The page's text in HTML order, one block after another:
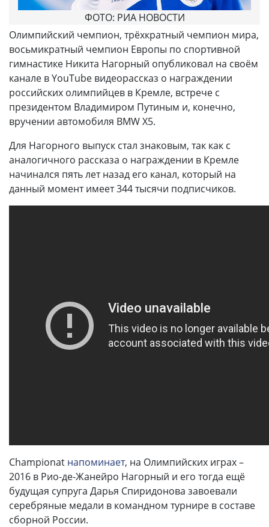
ФОТО: РИА НОВОСТИ
Олимпийский чемпион, трёхкратный чемпион мира,
восьмикратный чемпион Европы по спортивной
гимнастике Никита Нагорный опубликовал на своём
канале в YouTube видеорассказ о награждении
российских олимпийцев в Кремле, встрече с
президентом Владимиром Путиным и, конечно,
вручении автомобиля BMW X5.
Для Нагорного выпуск стал знаковым, так как с
аналогичного рассказа о награждении в Кремле
начинался пять лет назад его канал, который на
данный момент имеет 344 тысячи подписчиков.
Championat напоминает, на Олимпийских играх –
2016 в Рио-де-Жанейро Нагорный и его тогда ещё
будущая супруга Дарья Спиридонова завоевали
серебряные медали в командном турнире в составе
сборной России.